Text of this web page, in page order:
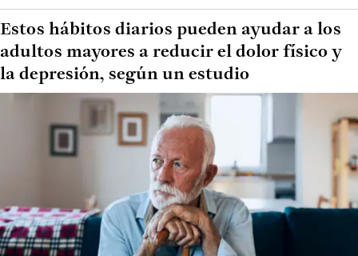
Estos hábitos diarios pueden ayudar a los
adultos mayores a reducir el dolor físico y
la depresión, según un estudio